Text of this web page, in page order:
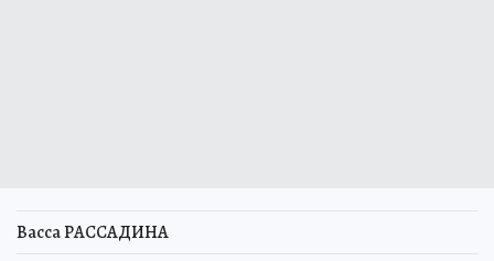
Васса РАССАДИНА